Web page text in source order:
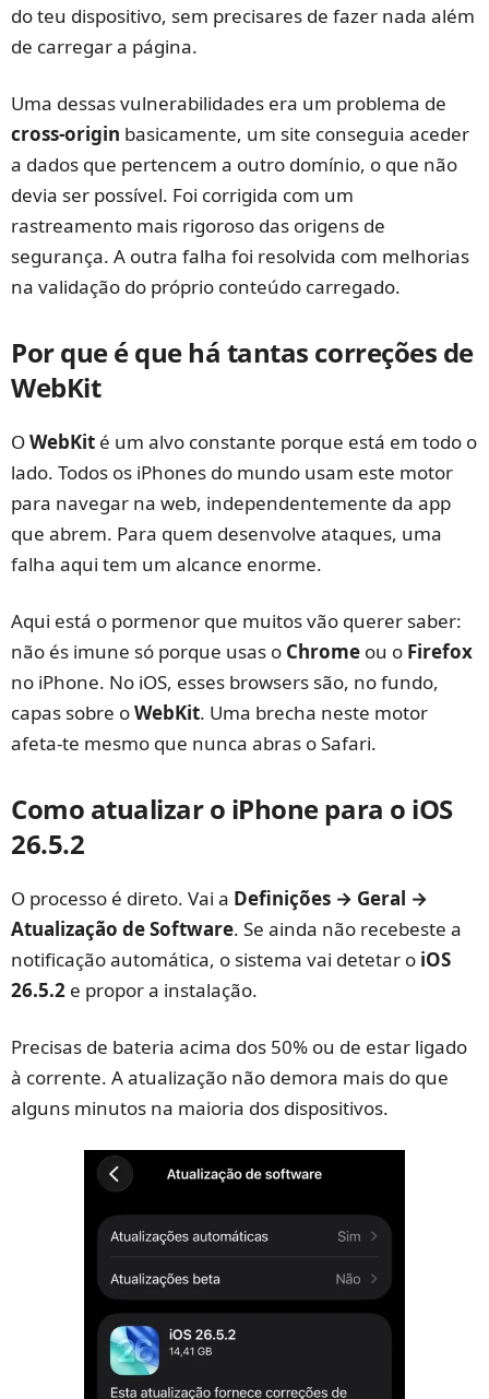
do teu dispositivo, sem precisares de fazer nada além
de carregar a página.
Uma dessas vulnerabilidades era um problema de
cross-origin basicamente, um site conseguia aceder
a dados que pertencem a outro domínio, o que não
devia ser possível. Foi corrigida com um
rastreamento mais rigoroso das origens de
segurança. A outra falha foi resolvida com melhorias
na validação do próprio conteúdo carregado.
Por que é que há tantas correções de
WebKit
OWebKit é um alvo constante porque está em todo o
lado. Todos os iPhones do mundo usam este motor
para navegar na web, independentemente da app
que abrem. Para quem desenvolve ataques, uma
falha aqui tem um alcance enorme.
Aqui está o pormenor que muitos vão querer saber:
não és imune só porque usas o Chrome ou o Firefox
no iPhone. No iOS, esses browsers são, no fundo,
capas sobre oWebKit. Uma brecha neste motor
afeta-te mesmo que nunca abras o Safari.
Como atualizar o iPhone para o iOS
26.5.2
O processo é direto. Vai a Definições → Geral →
Atualização de Software. Se ainda não recebeste a
notificação automática, o sistema vai detetar o iOS
26.5.2 e propor a instalação.
Precisas de bateria acima dos 50% ou de estar ligado
à corrente. A atualização não demora mais do que
alguns minutos na maioria dos dispositivos.